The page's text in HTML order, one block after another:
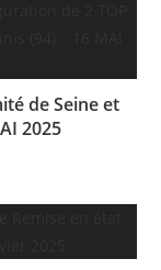
de Seine et
2025